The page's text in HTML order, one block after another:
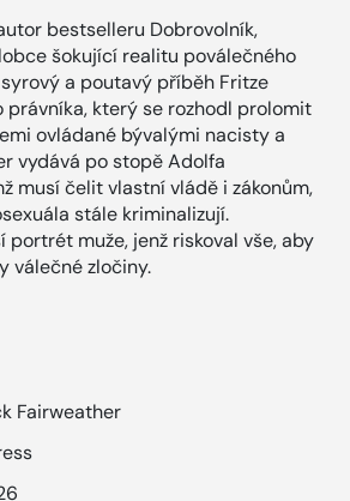
bestselleru Dobrovolník,
šokující realitu poválečného
a poutavý příběh Fritze
právníka, který se rozhodl prolomit
ovládané bývalými nacisty a
vydává po stopě Adolfa
musí čelit vlastní vládě i zákonům,
stále kriminalizují.
portrét muže, jenž riskoval vše, aby
válečné zločiny.
Fairweather